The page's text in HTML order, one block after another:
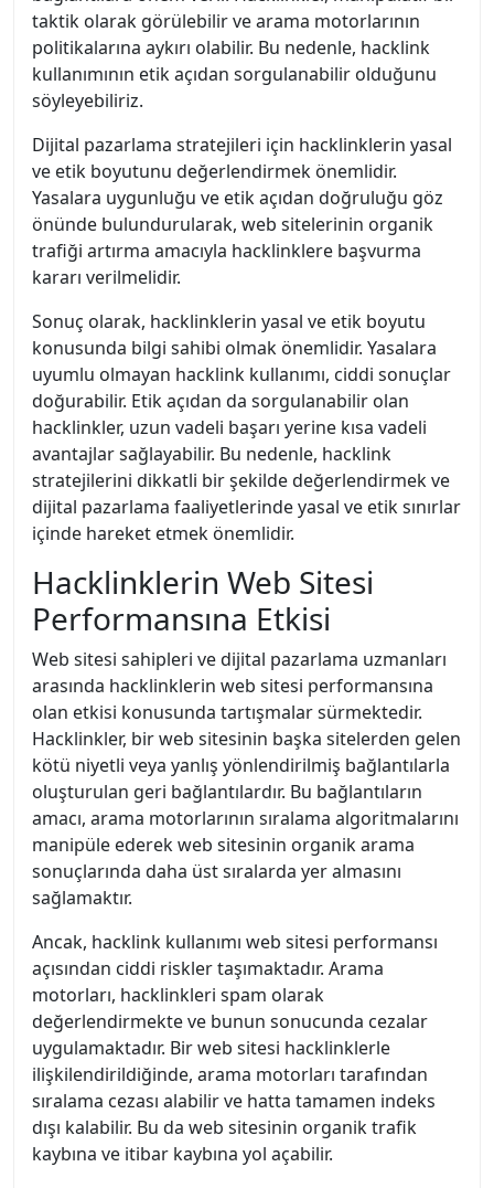
taktik olarak görülebilir ve arama motorlarının
politikalarına aykırı olabilir. Bu nedenle, hacklink
kullanımının etik açıdan sorgulanabilir olduğunu
söyleyebiliriz.
Dijital pazarlama stratejileri için hacklinklerin yasal
ve etik boyutunu değerlendirmek önemlidir.
Yasalara uygunluğu ve etik açıdan doğruluğu göz
önünde bulundurularak, web sitelerinin organik
trafiği artırma amacıyla hacklinklere başvurma
kararı verilmelidir.
Sonuç olarak, hacklinklerin yasal ve etik boyutu
konusunda bilgi sahibi olmak önemlidir. Yasalara
uyumlu olmayan hacklink kullanımı, ciddi sonuçlar
doğurabilir. Etik açıdan da sorgulanabilir olan
hacklinkler, uzun vadeli başarı yerine kısa vadeli
avantajlar sağlayabilir. Bu nedenle, hacklink
stratejilerini dikkatli bir şekilde değerlendirmek ve
dijital pazarlama faaliyetlerinde yasal ve etik sınırlar
içinde hareket etmek önemlidir.
Hacklinklerin Web Sitesi
Performansına Etkisi
Web sitesi sahipleri ve dijital pazarlama uzmanları
arasında hacklinklerin web sitesi performansına
olan etkisi konusunda tartışmalar sürmektedir.
Hacklinkler, bir web sitesinin başka sitelerden gelen
kötü niyetli veya yanlış yönlendirilmiş bağlantılarla
oluşturulan geri bağlantılardır. Bu bağlantıların
amacı, arama motorlarının sıralama algoritmalarını
manipüle ederek web sitesinin organik arama
sonuçlarında daha üst sıralarda yer almasını
sağlamaktır.
Ancak, hacklink kullanımı web sitesi performansı
açısından ciddi riskler taşımaktadır. Arama
motorları, hacklinkleri spam olarak
değerlendirmekte ve bunun sonucunda cezalar
uygulamaktadır. Bir web sitesi hacklinklerle
ilişkilendirildiğinde, arama motorları tarafından
sıralama cezası alabilir ve hatta tamamen indeks
dışı kalabilir. Bu da web sitesinin organik trafik
kaybına ve itibar kaybına yol açabilir.